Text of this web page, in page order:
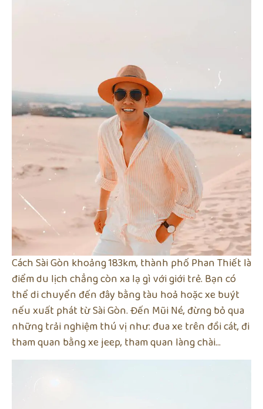
Cách Sài Gòn khoảng 183km, thành phố Phan Thiết là
điểm du lịch chẳng còn xa lạ gì với giới trẻ. Bạn có
thể di chuyển đến đây bằng tàu hoả hoặc xe buýt
nếu xuất phát từ Sài Gòn. Đến Mũi Né, đừng bỏ qua
những trải nghiệm thú vị như: đua xe trên đồi cát, đi
tham quan bằng xe jeep, tham quan làng chài…